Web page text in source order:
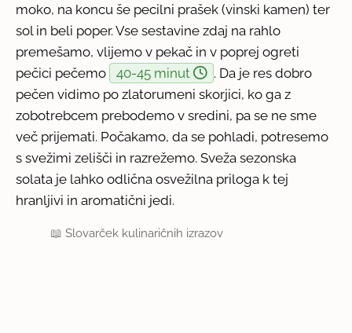
moko, na koncu še pecilni prašek (vinski kamen) ter
sol in beli poper. Vse sestavine zdaj na rahlo
premešamo, vlijemo v pekač in v poprej ogreti
pečici pečemo
40-45 minut
. Da je res dobro
pečen vidimo po zlatorumeni skorjici, ko ga z
zobotrebcem prebodemo v sredini, pa se ne sme
več prijemati. Počakamo, da se pohladi, potresemo
s svežimi zelišči in razrežemo. Sveža sezonska
solata je lahko odlična osvežilna priloga k tej
hranljivi in aromatični jedi.
📖Slovarček kulinaričnih izrazov